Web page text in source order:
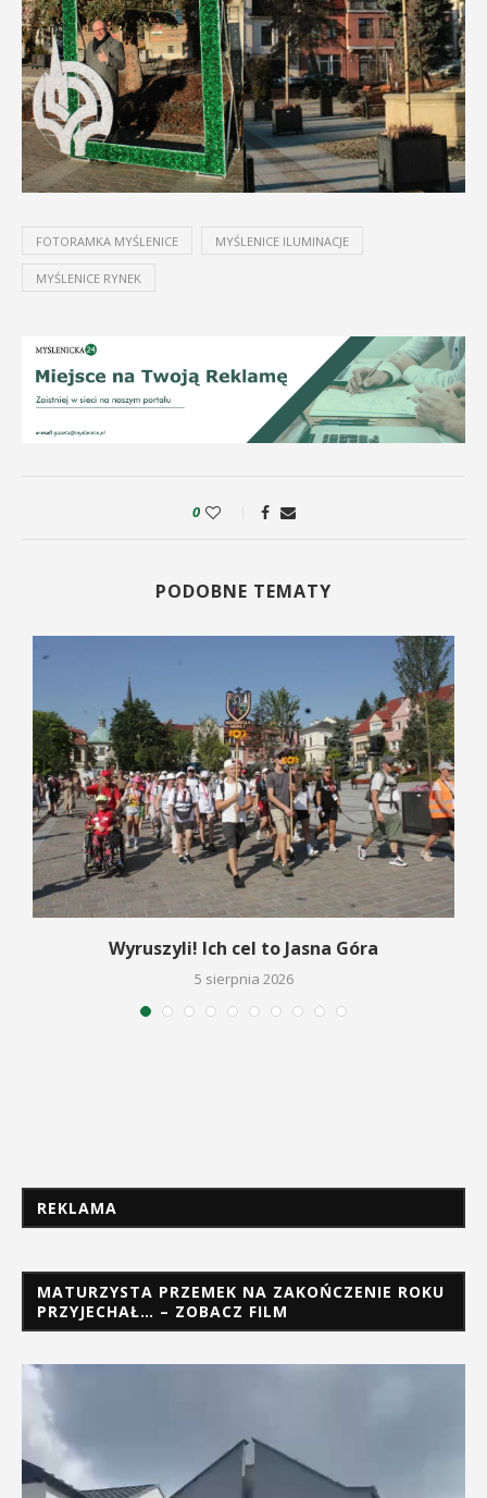
FOTORAMKA MYŚLENICE MYŚLENICE ILUMINACJE
MYŚLENICE RYNEK
0
PODOBNE TEMATY
Wyruszyli! Ich cel to Jasna Góra
5 sierpnia 2026
REKLAMA
MATURZYSTA PRZEMEK NA ZAKOŃCZENIE ROKU
PRZYJECHAŁ… – ZOBACZ FILM
Odtwarzacz